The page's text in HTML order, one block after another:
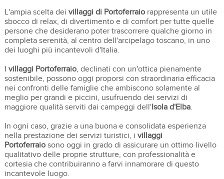
L'ampia scelta dei villaggi di Portoferraio rappresenta un utile
sbocco di relax, di divertimento e di comfort per tutte quelle
persone che desiderano poter trascorrere qualche giorno in
completa serenità, al centro dell'arcipelago toscano, in uno
dei luoghi più incantevoli d'Italia.
I villaggi Portoferraio, declinati con un'ottica pienamente
sostenibile, possono oggi proporsi con straordinaria efficacia
nei confronti delle famiglie che ambiscono solamente al
meglio per grandi e piccini, usufruendo dei servizi di
maggiore qualità serviti dai campeggi dell'Isola d'Elba.
In ogni caso, grazie a una buona e consolidata esperienza
nella prestazione dei servizi turistici, i villaggi
Portoferraio sono oggi in grado di assicurare un ottimo livello
qualitativo delle proprie strutture, con professionalità e
cortesia che contribuiranno a farvi innamorare di questo
incantevole luogo.